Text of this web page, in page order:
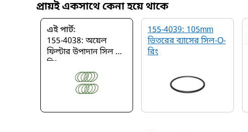
প্রায়ই একসাথে কেনা হয়ে থাকে
এই পার্ট:
155-4038: অয়েল
ফিল্টার উপাদান সিল O
রিং
155-4039: 105mm
ভিতরের ব্যাসের সিল-O-
রিং